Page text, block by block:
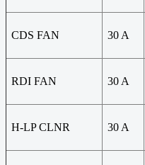
CDS FAN 30 A
RDI FAN 30 A
H-LP CLNR 30 A